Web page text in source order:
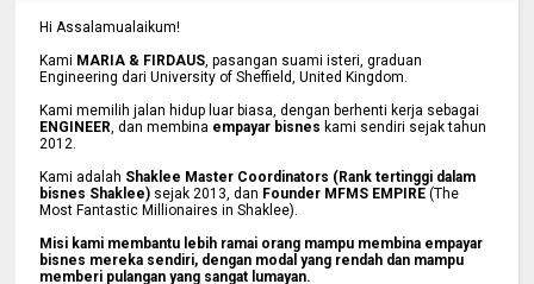
Hi Assalamualaikum!
Kami MARIA & FIRDAUS, pasangan suami isteri, graduan
Engineering dari University of Sheffield, United Kingdom.
Kami memilih jalan hidup luar biasa, dengan berhenti kerja sebagai
ENGINEER, dan membina empayar bisnes kami sendiri sejak tahun
2012.
Kami adalah Shaklee Master Coordinators (Rank tertinggi dalam
bisnes Shaklee) sejak 2013, dan Founder MFMS EMPIRE (The
Most Fantastic Millionaires in Shaklee).
Misi kami membantu lebih ramai orang mampu membina empayar
bisnes mereka sendiri, dengan modal yang rendah dan mampu
memberi pulangan yang sangat lumayan.